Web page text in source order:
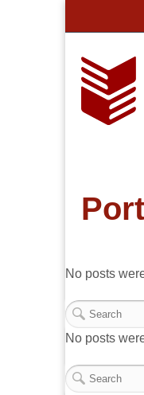
No posts
No posts